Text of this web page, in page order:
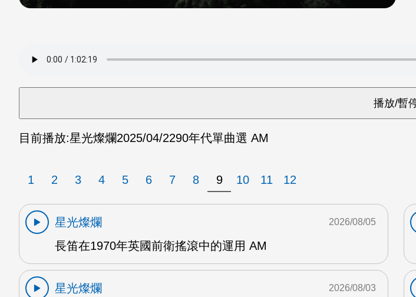
目前播放:星光燦爛2025/04/2290年代單曲選 AM
1 2 3 4 5 6 7 8 9 10 11 12
星光燦爛
長笛在1970年英國前衛搖滾中的運用 AM
2026/08/05
星光燦爛
2026/08/03